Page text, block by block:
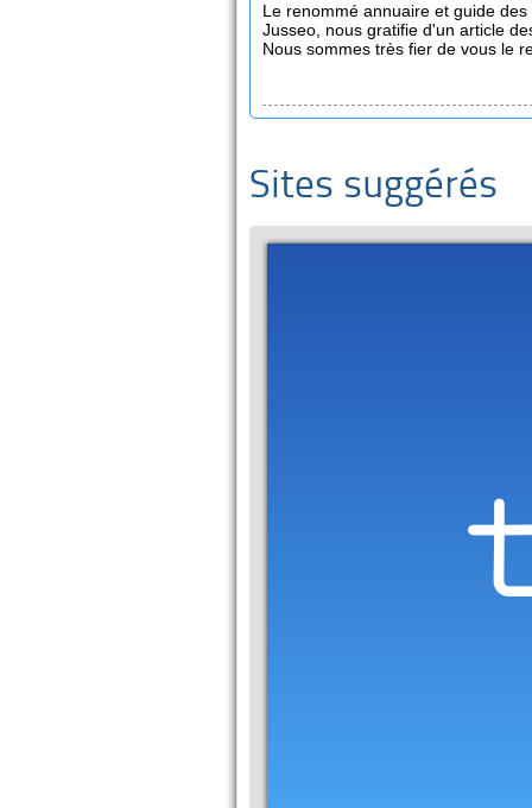
Le renommé annuaire et guide
Jusseo, nous gratifie d'un article
Nous sommes très fier de vous le
Sites suggérés